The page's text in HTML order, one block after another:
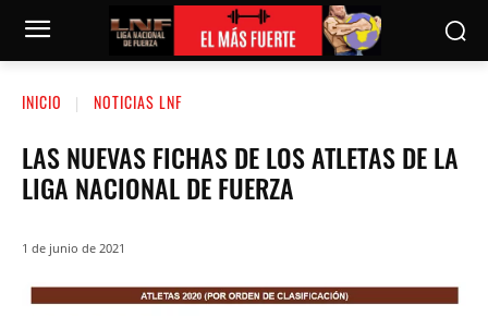
INICIO NOTICIAS LNF
LAS NUEVAS FICHAS DE LOS ATLETAS DE LA
LIGA NACIONAL DE FUERZA
1 de junio de 2021